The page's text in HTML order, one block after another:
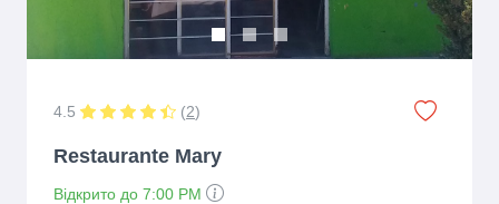
4.5 (2)
Restaurante Mary
Відкрито до 7:00 PM